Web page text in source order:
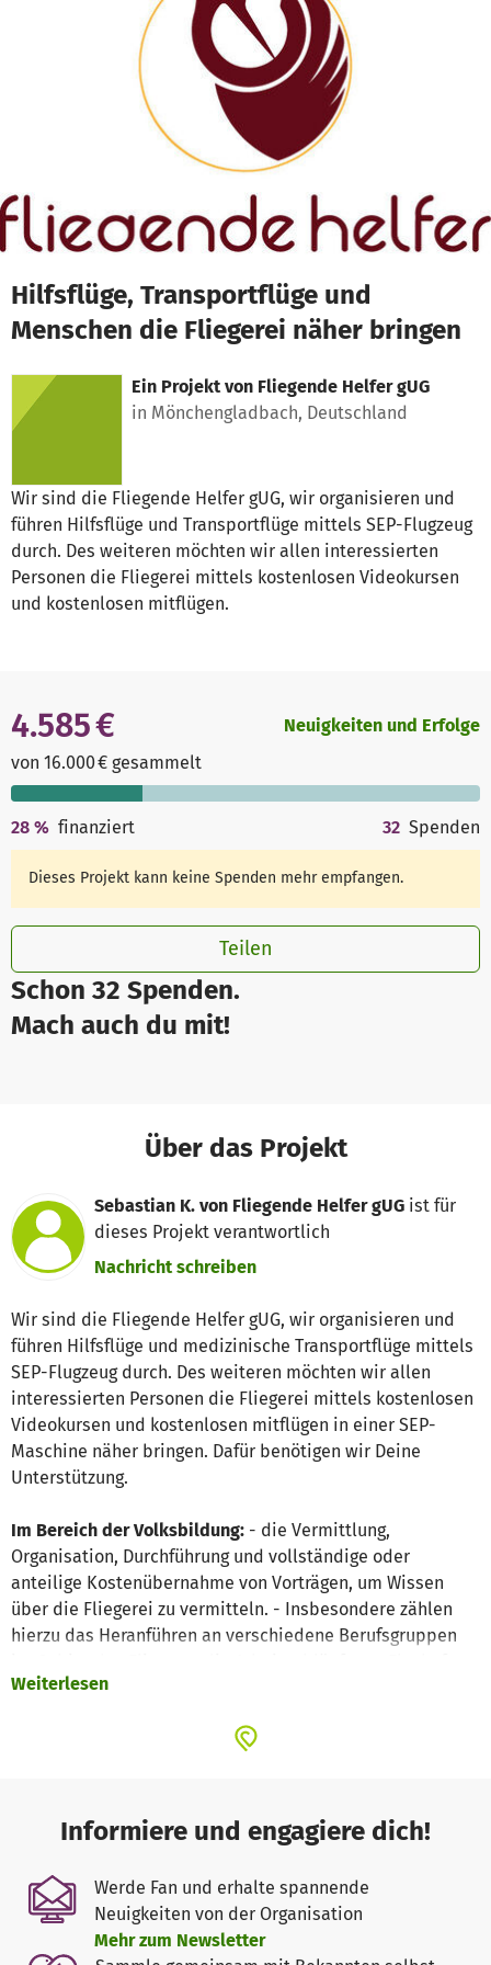
Zum Hauptinhalt springen
Erklärung zur Barrierefreiheit anzeigen
Hilfsflüge, Transportflüge und
Menschen die Fliegerei näher bringen
Ein Projekt von Fliegende Helfer gUG
in Mönchengladbach, Deutschland
Wir sind die Fliegende Helfer gUG, wir organisieren und
führen Hilfsflüge und Transportflüge mittels SEP-Flugzeug
durch. Des weiteren möchten wir allen interessierten
Personen die Fliegerei mittels kostenlosen Videokursen
und kostenlosen mitflügen.
Schon 32 Spenden.
Mach auch du mit!
4.585 €
von 16.000 € gesammelt
Neuigkeiten und Erfolge
28 % finanziert 32 Spenden
Dieses Projekt kann keine Spenden mehr empfangen.
Teilen
Über das Projekt
Sebastian K. von Fliegende Helfer gUG ist für
dieses Projekt verantwortlich
Nachricht schreiben
Wir sind die Fliegende Helfer gUG, wir organisieren und
führen Hilfsflüge und medizinische Transportflüge mittels
SEP-Flugzeug durch. Des weiteren möchten wir allen
interessierten Personen die Fliegerei mittels kostenlosen
Videokursen und kostenlosen mitflügen in einer SEP-
Maschine näher bringen. Dafür benötigen wir Deine
Unterstützung.
Im Bereich der Volksbildung: - die Vermittlung,
Organisation, Durchführung und vollständige oder
anteilige Kostenübernahme von Vorträgen, um Wissen
über die Fliegerei zu vermitteln. - Insbesondere zählen
hierzu das Heranführen an verschiedene Berufsgruppen
sowie die Erläuterung verantwortungsvoller Abläufe um
Durchführung und vollständige oder anteilige
zu vertiefen.
Bei den Sichtflügen wird Allgemeinwissen über die
überflogene Natur und umliegende Orte und Städte und
Orte
unter Zuhilfenahme von Kartenmaterial erworben.
Weiterhin werden auf diese Weise Fähigkeiten im Umgang
Weiterlesen
Informiere und engagiere dich!
Werde Fan und erhalte spannende
Neuigkeiten von der Organisation
Mehr zum Newsletter